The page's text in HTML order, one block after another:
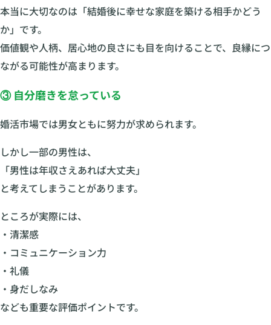
本当に大切なのは「結婚後に幸せな家庭を築ける相手かどう
か」です。
価値観や人柄、居心地の良さにも目を向けることで、良縁につ
ながる可能性が高まります。
③ 自分磨きを怠っている
婚活市場では男女ともに努力が求められます。
しかし一部の男性は、
「男性は年収さえあれば大丈夫」
と考えてしまうことがあります。
ところが実際には、
・清潔感
・コミュニケーション力
・礼儀
・身だしなみ
なども重要な評価ポイントです。